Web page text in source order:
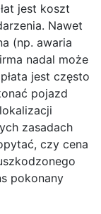
jest koszt
Nawet
(np. awaria
nadal może
jest często
pojazd
zasadach
czy cena
pokonany